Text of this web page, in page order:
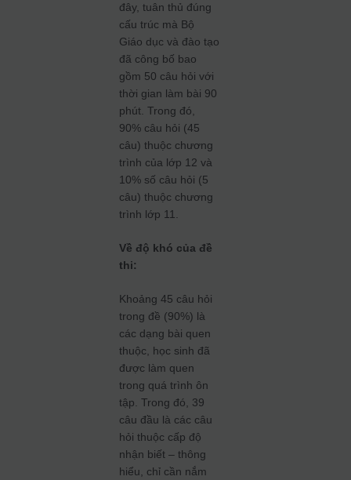
đây, tuân thủ đúng
cấu trúc mà Bộ
Giáo dục và đào tạo
đã công bố bao
gồm 50 câu hỏi với
thời gian làm bài 90
phút. Trong đó,
90% câu hỏi (45
câu) thuộc chương
trình của lớp 12 và
10% số câu hỏi (5
câu) thuộc chương
trình lớp 11.
Về độ khó của đề
thi:
Khoảng 45 câu hỏi
trong đề (90%) là
các dạng bài quen
thuộc, học sinh đã
được làm quen
trong quá trình ôn
tập. Trong đó, 39
câu đầu là các câu
hỏi thuộc cấp độ
nhận biết – thông
hiểu, chỉ cần nắm